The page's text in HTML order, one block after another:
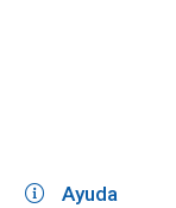
Ayuda